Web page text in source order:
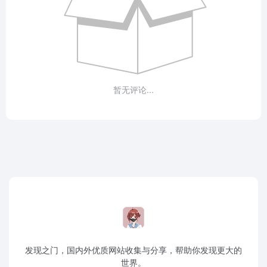
暂无评论...
发现之门，国内外优质网站收集与分享，帮助你发现更大的
世界。